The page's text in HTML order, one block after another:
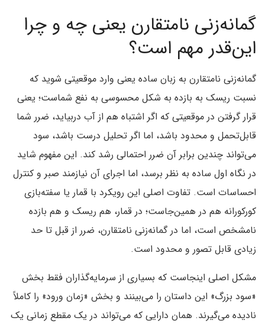
گمانه‌زنی نامتقارن یعنی چه و چرا
این‌قدر مهم است؟
گمانه‌زنی نامتقارن به زبان ساده یعنی وارد موقعیتی شوید که
نسبت ریسک به بازده به شکل محسوسی به نفع شماست؛ یعنی
قرار گرفتن در موقعیتی که اگر اشتباه هم از آب دربیاید، ضرر شما
قابل‌تحمل و محدود باشد، اما اگر تحلیل درست باشد، سود
می‌تواند چندین برابر آن ضرر احتمالی رشد کند. این مفهوم شاید
در نگاه اول ساده به نظر برسد، اما اجرای آن نیازمند صبر و کنترل
احساسات است. تفاوت اصلی این رویکرد با قمار یا سفته‌بازی
کورکورانه هم در همین‌جاست؛ در قمار، هم ریسک و هم بازده
نامشخص است، اما در گمانه‌زنی نامتقارن، ضرر از قبل تا حد
زیادی قابل تصور و محدود است.
مشکل اصلی اینجاست که بسیاری از سرمایه‌گذاران فقط بخش
«سود بزرگ» این داستان را می‌بینند و بخش «زمان ورود» را کاملاً
نادیده می‌گیرند. همان دارایی که می‌تواند در یک مقطع زمانی یک